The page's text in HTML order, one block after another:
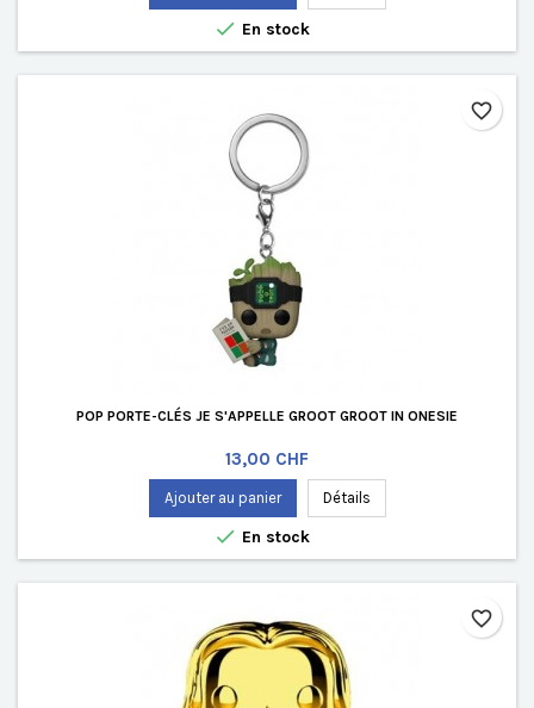
 En stock
POP PORTE-CLÉS JE S'APPELLE GROOT GROOT IN ONESIE
Prix
13,00 CHF
Ajouter au panier Détails
 En stock
favorite_border
favorite_border